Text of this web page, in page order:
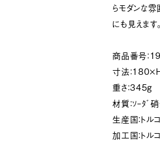
らモダンな
にも見えます。
商品番号：
寸法：
重さ：345g
材質：ｿｰﾀﾞ
生産国：トルコ
加工国：トルコ